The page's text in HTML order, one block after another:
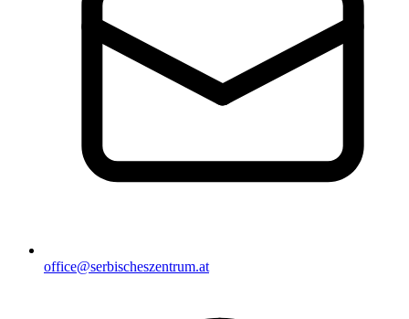
office@serbischeszentrum.at